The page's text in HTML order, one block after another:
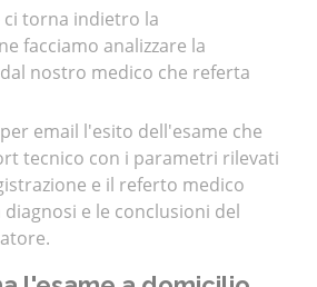
ci torna indietro la
facciamo analizzare la
nostro medico che referta
email l'esito dell'esame che
tecnico con i parametri rilevati
e il referto medico
e le conclusioni del